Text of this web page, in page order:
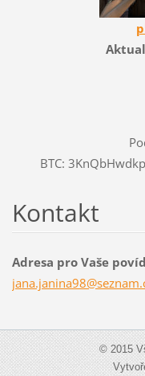
BTC:
Kontakt
Adresa pro Vaše
jana.janina98@se
© 2015